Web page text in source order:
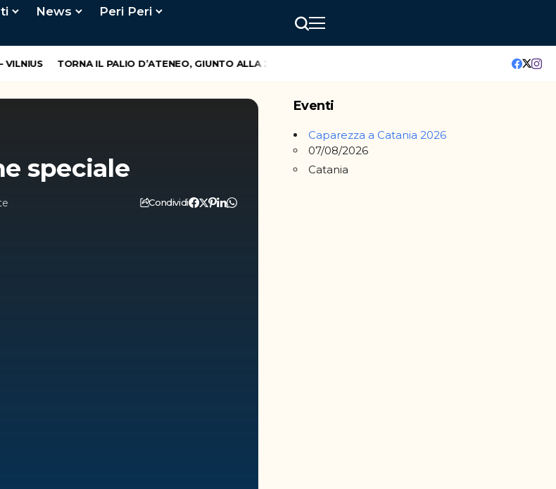
News Peri Peri
TORNA IL PALIO D’ATENEO, GIUNTO ALLA 20° EDIZIONE GreenMindAI Catania: l’hackathon che
speciale
Condividi
Eventi
Caparezza a Catania 2026
07/08/2026
Catania